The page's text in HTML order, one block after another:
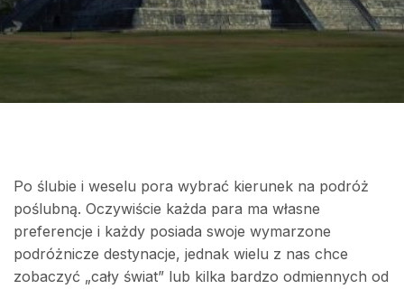
Po ślubie i weselu pora wybrać kierunek na podróż
poślubną. Oczywiście każda para ma własne
preferencje i każdy posiada swoje wymarzone
podróżnicze destynacje, jednak wielu z nas chce
zobaczyć „cały świat” lub kilka bardzo odmiennych od